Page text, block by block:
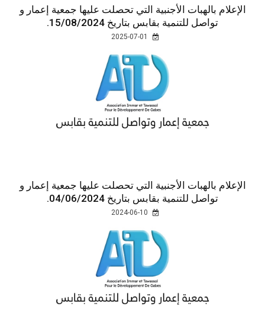
الإعلام بالهبات الأجنبية التي تحصلت عليها جمعية إعمار و
تواصل للتنمية بقابس بتاريخ 15/08/2024.
الإعلام بالهبات الأجنبية التي تحصلت عليها جمعية إعمار و
تواصل للتنمية بقابس بتاريخ 04/06/2024.